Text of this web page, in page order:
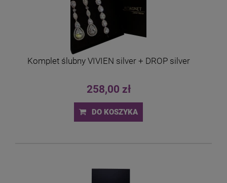
Komplet ślubny VIVIEN silver + DROP silver
258,00 zł
DO KOSZYKA